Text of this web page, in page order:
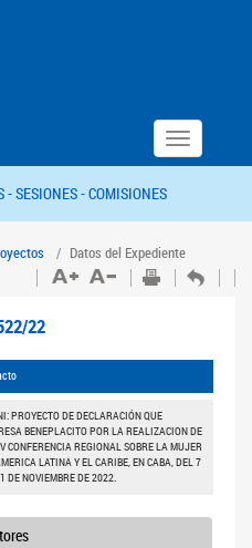
Toggle
navigation
-SESIONES -COMISIONES
Datos del Expediente
22
PROYECTO DE DECLARACIÓN QUE
BENEPLACITO POR LA REALIZACION DE
CONFERENCIA REGIONAL SOBRE LA MUJER
LATINA Y EL CARIBE, EN CABA, DEL 7
DE NOVIEMBRE DE 2022.